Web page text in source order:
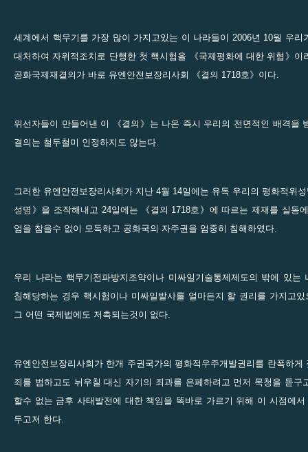
세계에서 핵무기를 가장 많이 가지고있는 이 나라들이 2006년 10월 우리
대처하여 자위적조치로 단행한 첫 핵시험을 《국제평화에 대한 위협》이
공화국제재결의가 바로 유엔안전보장리사회 《결의 1718호》이다.
위선자들이 만들어낸 이 《결의》는 나온 즉시 우리의 전면적인 배격을
결의는 철두철미 인정하지도 않는다.
그러한 유엔안전보장리사회가 지난 4월 14일에는 유독 우리의 평화적위
성명》을 조작해내고 24일에는 《결의 1718호》에 따르는 제재를 실동
엄을 참을수 없이 모독하고 공화국의 자주권을 엄중히 침해하였다.
우리 나라는 핵무기전파방지조약이나 미싸일기술통제제도의 밖에 있는
침해당하는 경우 핵시험이나 미싸일발사를 얼마든지 할 권리를 가지고
그 어떤 국제법에도 저촉되는것이 없다.
유엔안전보장리사회가 한개 주권국가의 평화적우주개발권리를 란폭하
죄를 범하고도 뉘우칠 대신 자기의 죄과를 은페하려고 먼저 목청을 돋구
할수 없는 금후 사태발전에 대한 책임을 똑바로 가르기 위해 이 시점에
두고저 한다.